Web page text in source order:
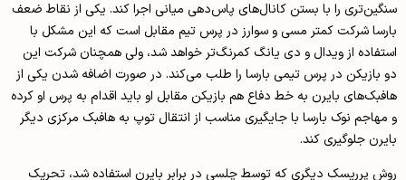
سنگین‌تری را با بستن کانال‌های پاس‌دهی میانی اجرا کند. یکی از نقاط ضعف
بارسا شرکت کمتر مسی و سوارز در پرس تیم مقابل است که این مشکل با
استفاده از ویدال و دی یانگ کم­رنگ‌تر خواهد شد، ولی هم­چنان شرکت این
دو بازیکن در پرس تیمی بارسا را طلب می­‌کند. در صورت اضافه شدن یکی از
هافبک­‌های بایرن به خط دفاع هم بازیکن مقابل او باید اقدام به پرس او کرده
و مهاجم نوک بارسا با جایگیری مناسب از انتقال توپ به هافبک مرکزی دیگر
بایرن جلوگیری کند.
روش پرریسک دیگری که توسط چلسی در برابر بایرن استفاده شد، تحریک